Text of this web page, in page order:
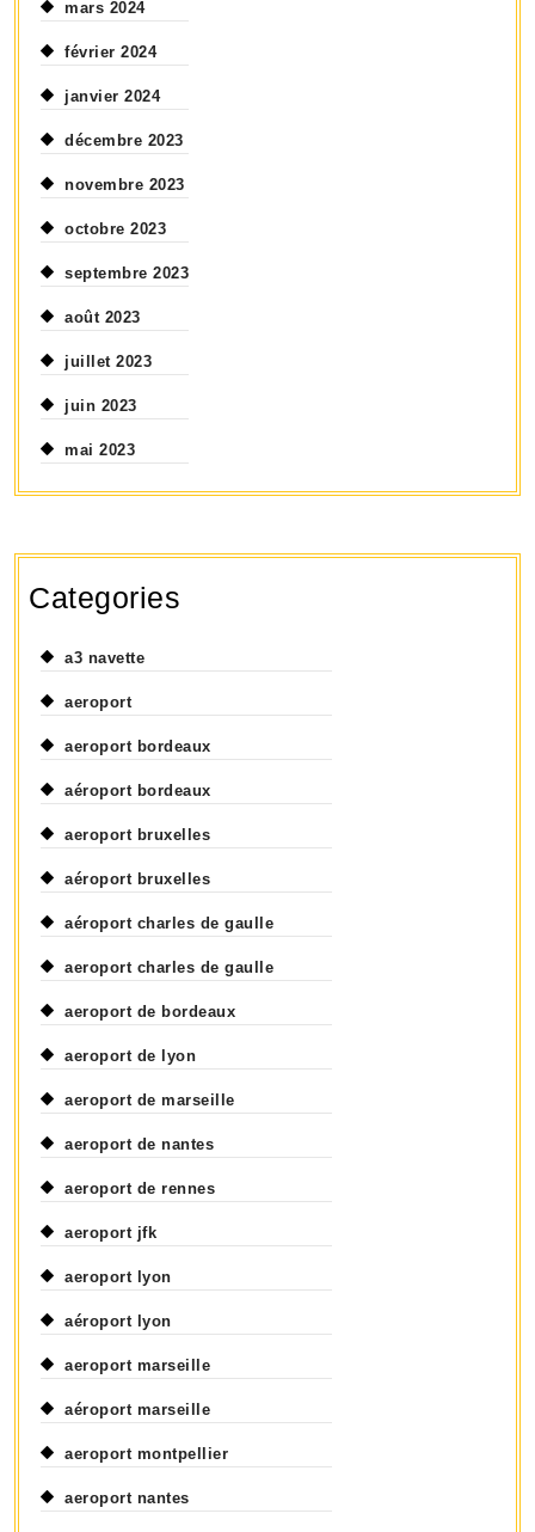
mars 2024
février 2024
janvier 2024
décembre 2023
novembre 2023
octobre 2023
septembre 2023
août 2023
juillet 2023
juin 2023
mai 2023
Categories
a3 navette
aeroport
aeroport bordeaux
aéroport bordeaux
aeroport bruxelles
aéroport bruxelles
aéroport charles de gaulle
aeroport charles de gaulle
aeroport de bordeaux
aeroport de lyon
aeroport de marseille
aeroport de nantes
aeroport de rennes
aeroport jfk
aeroport lyon
aéroport lyon
aeroport marseille
aéroport marseille
aeroport montpellier
aeroport nantes